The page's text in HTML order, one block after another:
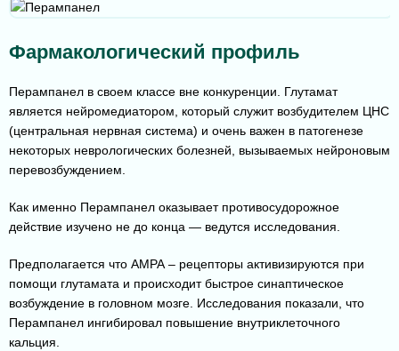
Фармакологический профиль
Перампанел в своем классе вне конкуренции. Глутамат
является нейромедиатором, который служит возбудителем ЦНС
(центральная нервная система) и очень важен в патогенезе
некоторых неврологических болезней, вызываемых нейроновым
перевозбуждением.
Как именно Перампанел оказывает противосудорожное
действие изучено не до конца — ведутся исследования.
Предполагается что АМРА – рецепторы активизируются при
помощи глутамата и происходит быстрое синаптическое
возбуждение в головном мозге. Исследования показали, что
Перампанел ингибировал повышение внутриклеточного
кальция.